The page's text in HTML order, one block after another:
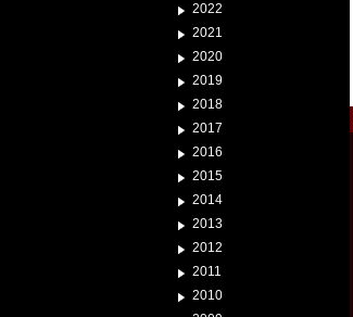
2022
2021
2020
2019
2018
2017
2016
2015
2014
2013
2012
2011
2010